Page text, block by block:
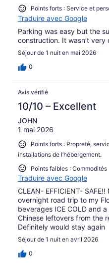
Points forts : Service et
Traduire avec Google
Parking was easy but the
construction. It wasn’t
Séjour de 1 nuit en mai 2026
0
Avis vérifié
10/10 – Excellent
JOHN
1 mai 2026
Points forts : Propreté,
installations de l’hébergement.
Points faibles : Commodités
Traduire avec Google
CLEAN- EFFICIENT-
overnight road trip to my
beverages ICE COLD and
Chinese leftovers from the
Definitely would stay again
Séjour de 1 nuit en avril 2026
0